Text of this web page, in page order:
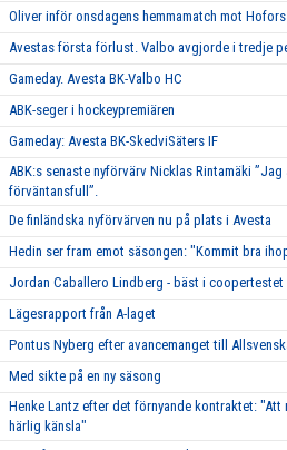
Oliver inför onsdagens hemmamatch mot Hofors
Avestas första förlust. Valbo avgjorde i tredje
Gameday. Avesta BK-Valbo HC
ABK-seger i hockeypremiären
Gameday: Avesta BK-SkedviSäters IF
ABK:s senaste nyförvärv Nicklas Rintamäki
förväntansfull”.
De finländska nyförvärven nu på plats i Avesta
Hedin ser fram emot säsongen: "Kommit bra
Jordan Caballero Lindberg - bäst i coopertestet
Lägesrapport från A-laget
Pontus Nyberg efter avancemanget till
Med sikte på en ny säsong
Henke Lantz efter det förnyande kontraktet: "Att
härlig känsla"